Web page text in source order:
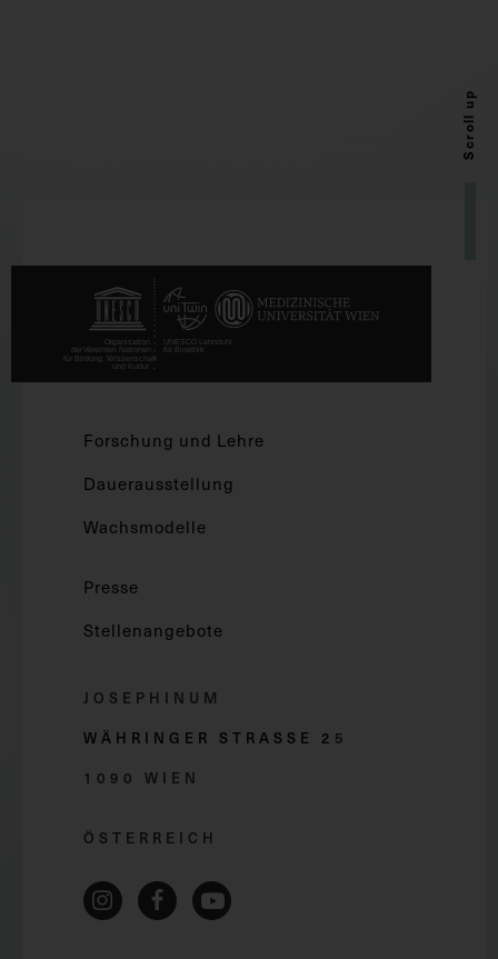
Scroll up
Forschung und Lehre
Dauerausstellung
Wachsmodelle
Presse
Stellenangebote
JOSEPHINUM
WÄHRINGER STRASSE 2 5
1090 WIEN
ÖSTERREICH